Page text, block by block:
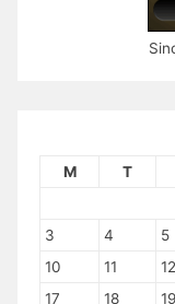
M
T
3
4 5
10
11 12
17
18 19